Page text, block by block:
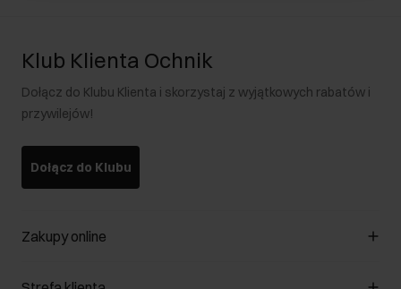
Klub Klienta Ochnik
Dołącz do Klubu Klienta i skorzystaj z wyjątkowych rabatów i
przywilejów!
Dołącz do Klubu
Zakupy online
Zarządzaj cookies